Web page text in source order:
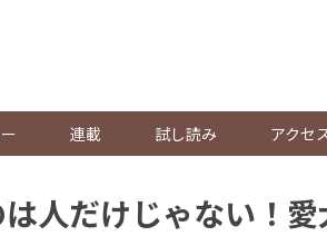
連載 試し読み アクセ
人だけじゃない！